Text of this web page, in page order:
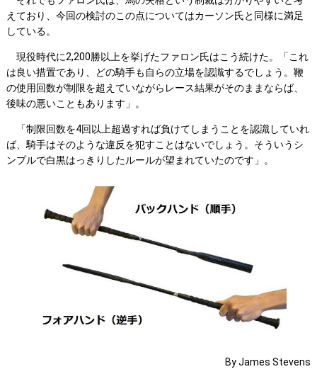
えており、今回の検討のこの点についてはカーソン氏と同様に満足
している。
現役時代に2,200勝以上を挙げたファロン氏はこう続けた。「これ
は良い措置であり、どの騎手も自らの立場を認識するでしょう。鞭
の使用回数が制限を超えていながらレース結果がそのままならば、
後味の悪いこともあります」。
「制限回数を4回以上超過すれば負けてしまうことを認識していれ
ば、騎手はそのような違反を犯すことはないでしょう。そういうシ
ンプルで白黒はっきりしたルールが望まれていたのです」。
By James Stevens